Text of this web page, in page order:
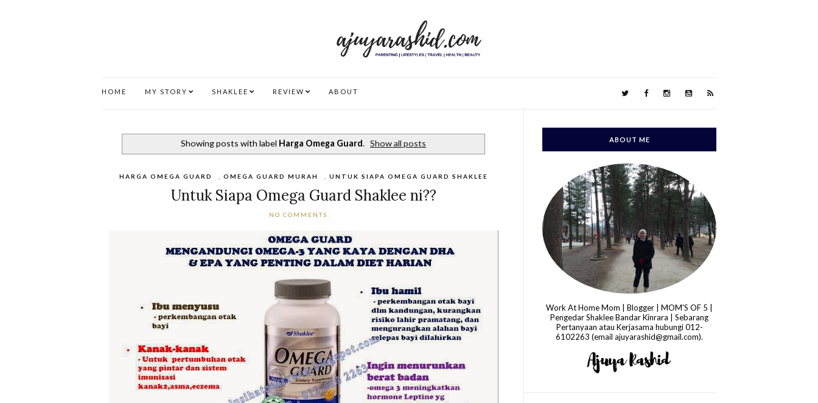
HOME MY STORY SHAKLEE REVIEW ABOUT
Showing posts with label Harga Omega Guard. Show all posts
HARGA OMEGA GUARD OMEGA GUARD MURAH UNTUK SIAPA OMEGA GUARD SHAKLEE
Untuk Siapa Omega Guard Shaklee ni??
NO COMMENTS:
ABOUT ME
Work At Home Mom | Blogger | MOM'S OF 5 |
Pengedar Shaklee Bandar Kinrara | Sebarang
Pertanyaan atau Kerjasama hubungi 012-
6102263 (email ajuyarashid@gmail.com).